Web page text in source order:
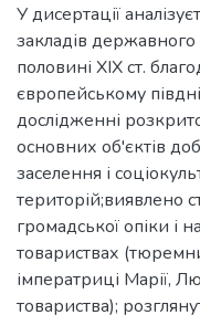
У дисертації
закладів державного
половині XIX ст.
європейському
дослідженні
основних об'єктів
заселення і
територій;виявлено
громадської опіки і
товариствах
імператриці Марії,
товариства);